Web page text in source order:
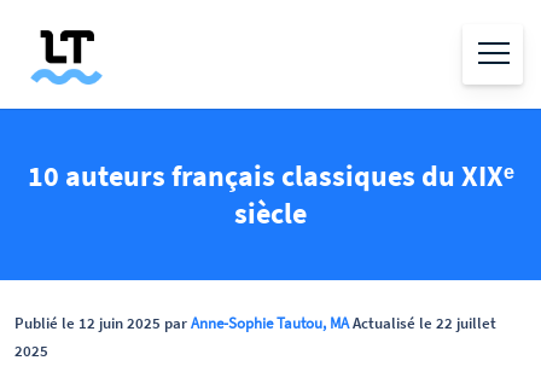
10 auteurs français classiques du XIXᵉ
siècle
Publié le 12 juin 2025 parAnne-Sophie Tautou, MAActualisé le 22 juillet
2025